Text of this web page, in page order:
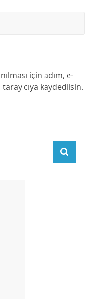
için adım, e-
kaydedilsin.